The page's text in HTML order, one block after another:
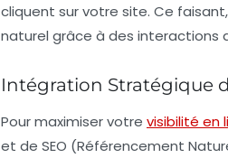
cliquent sur votre site. Ce
naturel grâce à des interactions
Intégration Stratégique
Pour maximiser votre visibilité en
et de SEO (Référencement